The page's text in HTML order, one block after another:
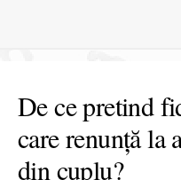
De ce pretind
care renunță la
din cuplu?